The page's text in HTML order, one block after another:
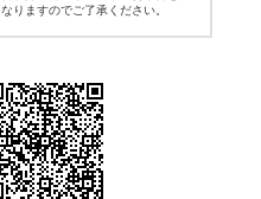
なりますのでご了承ください。